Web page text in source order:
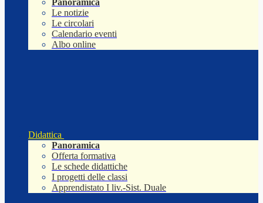
Panoramica
Le notizie
Le circolari
Calendario eventi
Albo online
Didattica
Panoramica
Offerta formativa
Le schede didattiche
I progetti delle classi
Apprendistato I liv.-Sist. Duale